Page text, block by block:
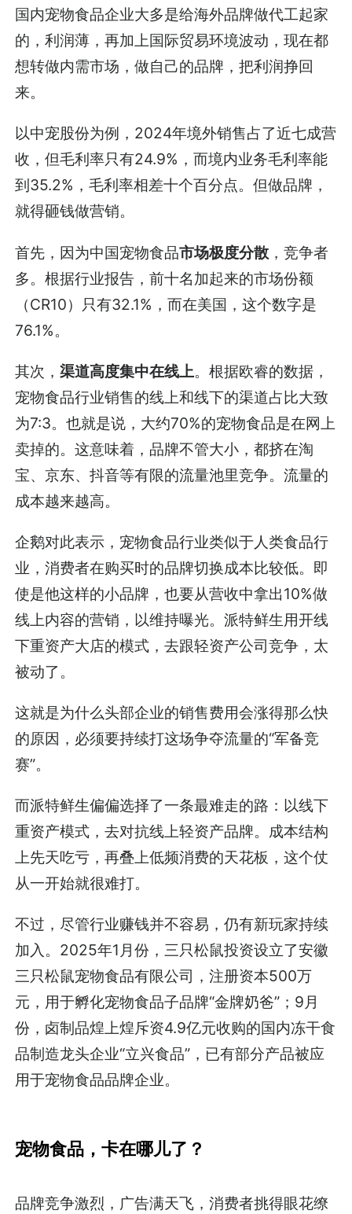
国内宠物食品企业大多是给海外品牌做代工起家
的，利润薄，再加上国际贸易环境波动，现在都
想转做内需市场，做自己的品牌，把利润挣回
来。
以中宠股份为例，2024年境外销售占了近七成营
收，但毛利率只有24.9%，而境内业务毛利率能
到35.2%，毛利率相差十个百分点。但做品牌，
就得砸钱做营销。
首先，因为中国宠物食品市场极度分散 ，竞争者
多。根据行业报告，前十名加起来的市场份额
（CR10）只有32.1%，而在美国，这个数字是
76.1%。
其次，渠道高度集中在线上。根据欧睿的数据，
宠物食品行业销售的线上和线下的渠道占比大致
为7:3。也就是说，大约70%的宠物食品是在网上
卖掉的。这意味着，品牌不管大小，都挤在淘
宝、京东、抖音等有限的流量池里竞争。流量的
成本越来越高。
企鹅对此表示，宠物食品行业类似于人类食品行
业，消费者在购买时的品牌切换成本比较低。即
使是他这样的小品牌，也要从营收中拿出10%做
线上内容的营销，以维持曝光。派特鲜生用开线
下重资产大店的模式，去跟轻资产公司竞争，太
被动了。
这就是为什么头部企业的销售费用会涨得那么快
的原因，必须要持续打这场争夺流量的“军备竞
赛”。
而派特鲜生偏偏选择了一条最难走的路：以线下
重资产模式，去对抗线上轻资产品牌。成本结构
上先天吃亏，再叠上低频消费的天花板，这个仗
从一开始就很难打。
不过，尽管行业赚钱并不容易，仍有新玩家持续
加入。2025年1月份，三只松鼠投资设立了安徽
三只松鼠宠物食品有限公司，注册资本500万
元，用于孵化宠物食品子品牌“金牌奶爸”；9月
份，卤制品煌上煌斥资4.9亿元收购的国内冻干食
品制造龙头企业“立兴食品”，已有部分产品被应
用于宠物食品品牌企业。
宠物食品，卡在哪儿了？
品牌竞争激烈，广告满天飞，消费者挑得眼花缭